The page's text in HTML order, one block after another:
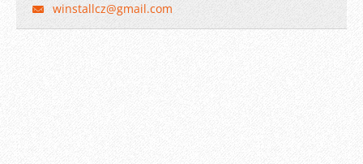
winstallcz@gmail.com